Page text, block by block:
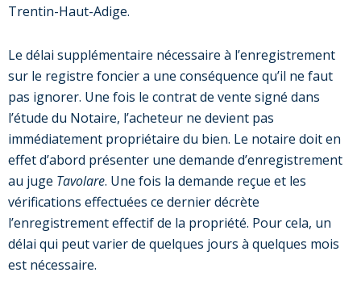
Trentin-Haut-Adige.
Le délai supplémentaire nécessaire à l’enregistrement
sur le registre foncier a une conséquence qu’il ne faut
pas ignorer. Une fois le contrat de vente signé dans
l’étude du Notaire, l’acheteur ne devient pas
immédiatement propriétaire du bien. Le notaire doit en
effet d’abord présenter une demande d’enregistrement
au juge Tavolare. Une fois la demande reçue et les
vérifications effectuées ce dernier décrète
l’enregistrement effectif de la propriété. Pour cela, un
délai qui peut varier de quelques jours à quelques mois
est nécessaire.